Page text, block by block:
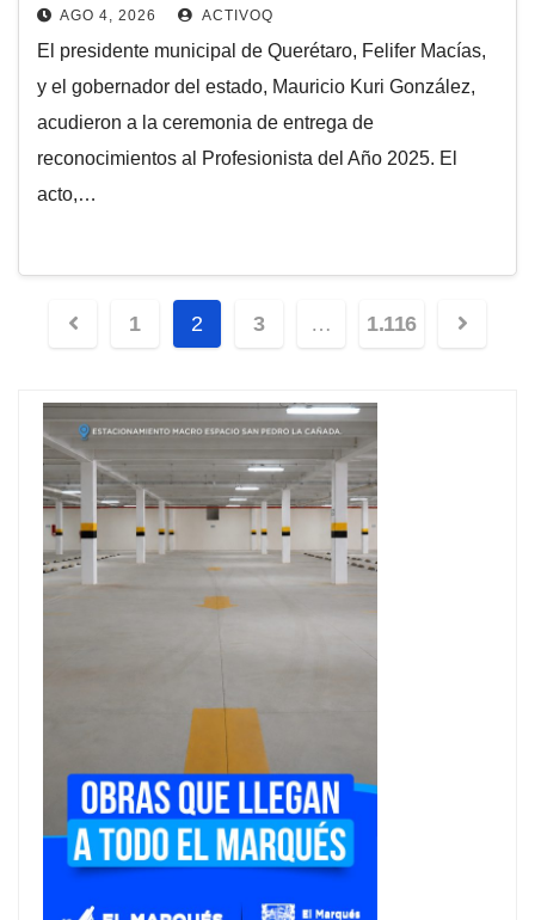
asisten a la entrega del
Profesionista del Año 2025
AGO 4, 2026 ACTIVOQ
El presidente municipal de Querétaro, Felifer Macías,
y el gobernador del estado, Mauricio Kuri González,
acudieron a la ceremonia de entrega de
reconocimientos al Profesionista del Año 2025. El
acto,…
Navegación
entradas
1 2 3 … 1.116